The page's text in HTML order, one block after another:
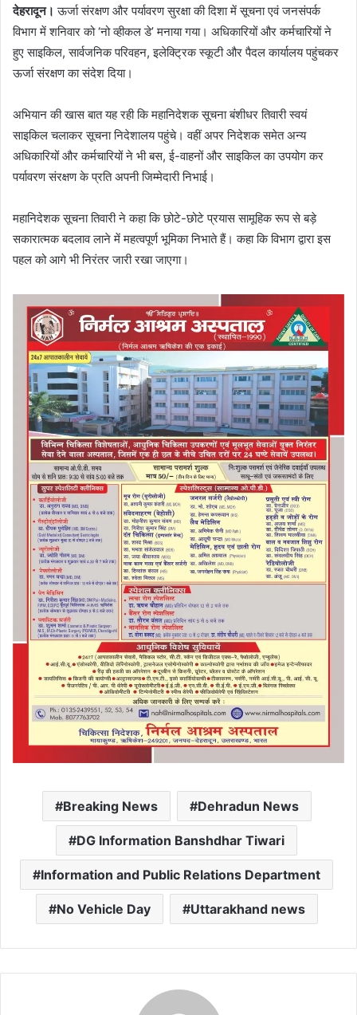
देहरादून। ऊर्जा संरक्षण और पर्यावरण सुरक्षा की दिशा में सूचना एवं जनसंपर्क
विभाग में शनिवार को ‘नो व्हीकल डे’ मनाया गया। अधिकारियों और कर्मचारियों ने
हुए साइकिल, सार्वजनिक परिवहन, इलेक्ट्रिक स्कूटी और पैदल कार्यालय पहुंचकर
ऊर्जा संरक्षण का संदेश दिया।
अभियान की खास बात यह रही कि महानिदेशक सूचना बंशीधर तिवारी स्वयं
साइकिल चलाकर सूचना निदेशालय पहुंचे। वहीं अपर निदेशक समेत अन्य
अधिकारियों और कर्मचारियों ने भी बस, ई-वाहनों और साइकिल का उपयोग कर
पर्यावरण संरक्षण के प्रति अपनी जिम्मेदारी निभाई।
महानिदेशक सूचना तिवारी ने कहा कि छोटे-छोटे प्रयास सामूहिक रूप से बड़े
सकारात्मक बदलाव लाने में महत्वपूर्ण भूमिका निभाते हैं। कहा कि विभाग द्वारा इस
पहल को आगे भी निरंतर जारी रखा जाएगा।
Breaking News Dehradun News
DG Information Banshdhar Tiwari
Information and Public Relations Department
No Vehicle Day Uttarakhand news